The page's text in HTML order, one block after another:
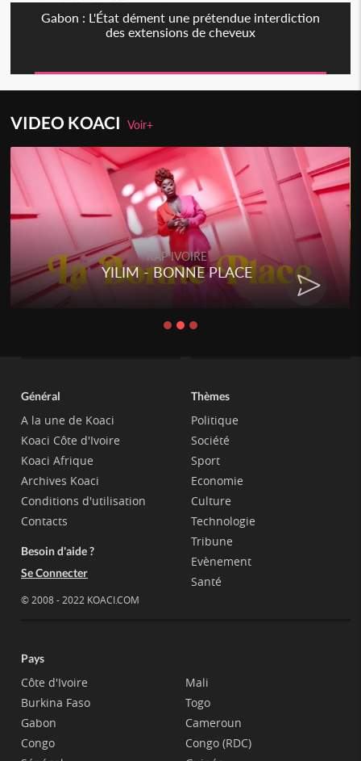
Gabon : L'État dément une prétendue interdiction
des extensions de cheveux
VIDEO KOACIVoir+
RAP IVOIRE
YILIM - BONNE PLACE
Général
A la une de Koaci
Koaci Côte d'Ivoire
Koaci Afrique
Archives Koaci
Conditions d'utilisation
Contacts
Besoin d'aide ?
Se Connecter
© 2008 - 2022 KOACI.COM
Thèmes
Politique
Société
Sport
Economie
Culture
Technologie
Tribune
Evènement
Santé
Pays
Côte d'Ivoire
Burkina Faso
Gabon
Congo
Mali
Togo
Cameroun
Congo (RDC)